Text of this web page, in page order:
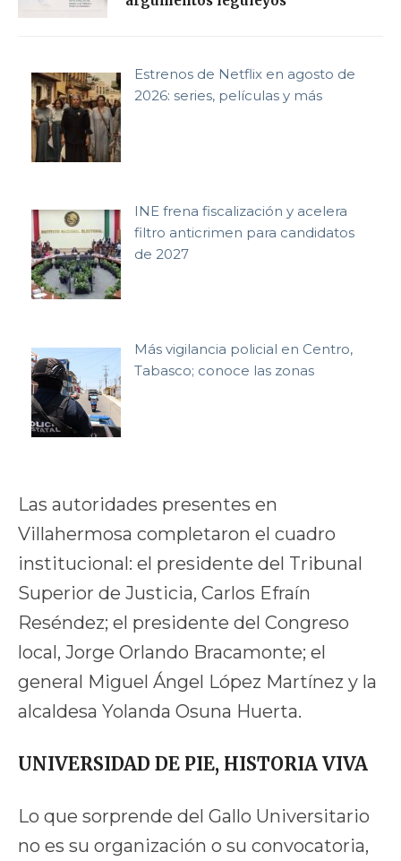
Estrenos de Netflix en agosto de
2026: series, películas y más
INE frena fiscalización y acelera
filtro anticrimen para candidatos
de 2027
Más vigilancia policial en Centro,
Tabasco; conoce las zonas
Las autoridades presentes en
Villahermosa completaron el cuadro
institucional: el presidente del Tribunal
Superior de Justicia, Carlos Efraín
Reséndez; el presidente del Congreso
local, Jorge Orlando Bracamonte; el
general Miguel Ángel López Martínez y la
alcaldesa Yolanda Osuna Huerta.
UNIVERSIDAD DE PIE, HISTORIA VIVA
Lo que sorprende del Gallo Universitario
no es su organización o su convocatoria,